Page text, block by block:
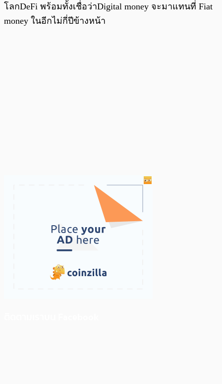
โลกDeFi พร้อมทั้งเชื่อว่าDigital money จะมาแทนที่ Fiat
money ในอีกไม่กี่ปีข้างหน้า